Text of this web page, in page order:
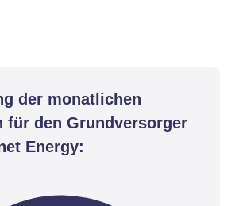
der monatlichen
für den Grundversorger
Energy: